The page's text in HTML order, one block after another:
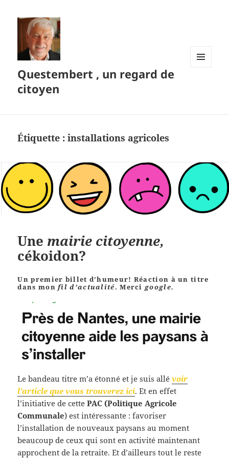
Questembert , un regard de
citoyen
Étiquette :installations agricoles
Une mairie citoyenne,
cékoidon?
Un premier billet d’humeur! Réaction à un titre
dans monfil d’actualité. Mercigoogle.
Le bandeau titre m’a étonné et je suis allévoir
l’article que vous trouverez ici. Et en effet
l’initiative de cettePAC (Politique Agricole
Communale) est intéressante : favoriser
l’installation de nouveaux paysans au moment
beaucoup de ceux qui sont en activité maintenant
approchent de la retraite. Et d’ailleurs tout le reste